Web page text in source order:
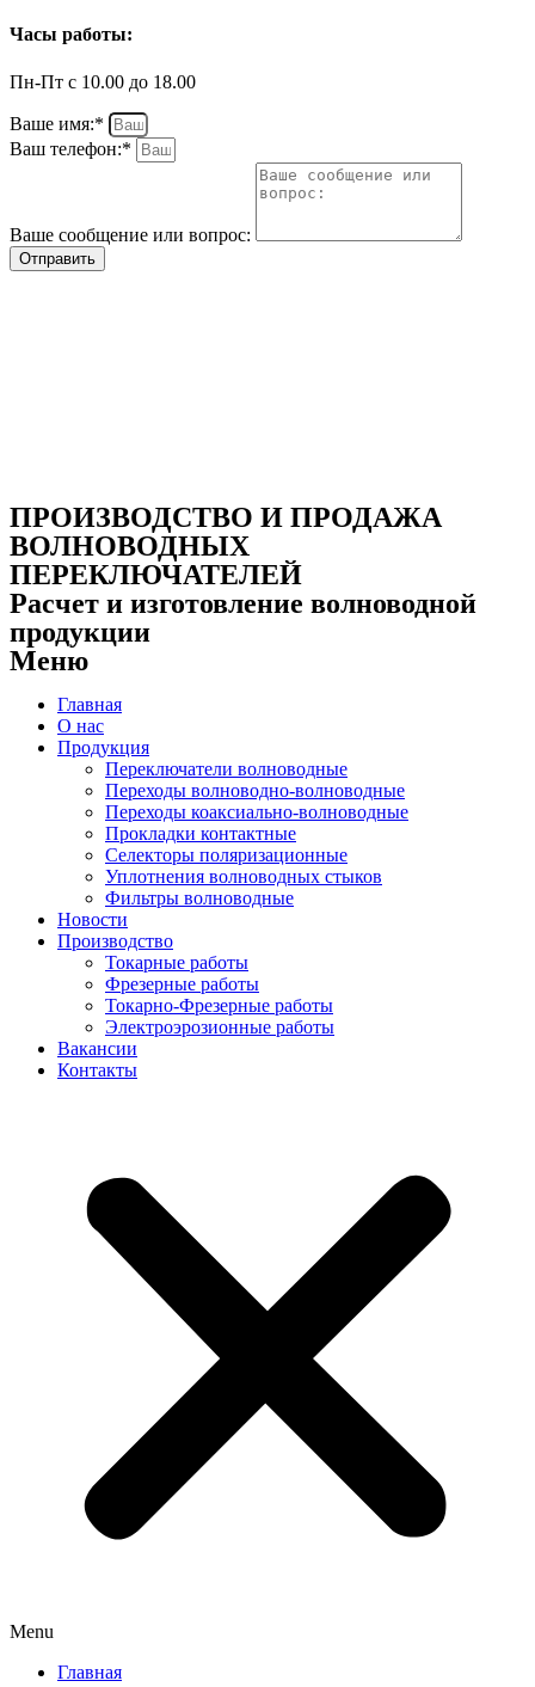
Часы работы:
Пн-Пт с 10.00 до 18.00
Ваше имя:*
Ваш телефон:*
Ваше сообщение или вопрос:
Отправить
ПРОИЗВОДСТВО И ПРОДАЖА
ВОЛНОВОДНЫХ
ПЕРЕКЛЮЧАТЕЛЕЙ
Расчет и изготовление волноводной
продукции
Меню
Главная
О нас
Продукция
Переключатели волноводные
Переходы волноводно-волноводные
Переходы коаксиально-волноводные
Прокладки контактные
Селекторы поляризационные
Уплотнения волноводных стыков
Фильтры волноводные
Новости
Производство
Токарные работы
Фрезерные работы
Токарно-Фрезерные работы
Электроэрозионные работы
Вакансии
Контакты
Menu
Главная